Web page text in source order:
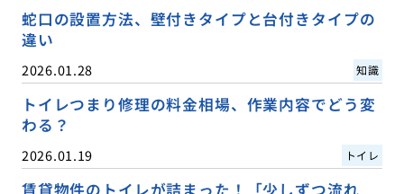
蛇口の設置方法、壁付きタイプと台付きタイプの
違い
2026.01.28 知識
トイレつまり修理の料金相場、作業内容でどう変
わる？
2026.01.19 トイレ
賃貸物件のトイレが詰まった！「少しずつ流れ